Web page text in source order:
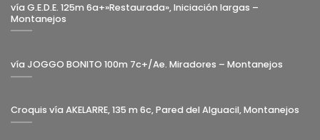
vía G.E.D.E. 125m 6a+»Restaurada», Iniciación largas –
Montanejos
vía JOGGO BONITO 100m 7c+/Ae. Miradores – Montanejos
Croquis vía AKELARRE, 135 m 6c, Pared del Alguacil, Montanejos